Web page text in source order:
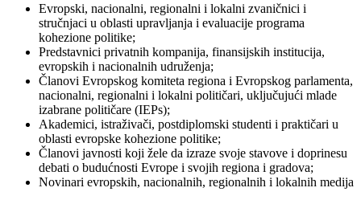
Evropski, nacionalni, regionalni i lokalni zvaničnici i
stručnjaci u oblasti upravljanja i evaluacije programa
kohezione politike;
Predstavnici privatnih kompanija, finansijskih institucija,
evropskih i nacionalnih udruženja;
Članovi Evropskog komiteta regiona i Evropskog parlamenta,
nacionalni, regionalni i lokalni političari, uključujući mlade
izabrane političare (IEPs);
Akademici, istraživači, postdiplomski studenti i praktičari u
oblasti evropske kohezione politike;
Članovi javnosti koji žele da izraze svoje stavove i doprinesu
debati o budućnosti Evrope i svojih regiona i gradova;
Novinari evropskih, nacionalnih, regionalnih i lokalnih medija